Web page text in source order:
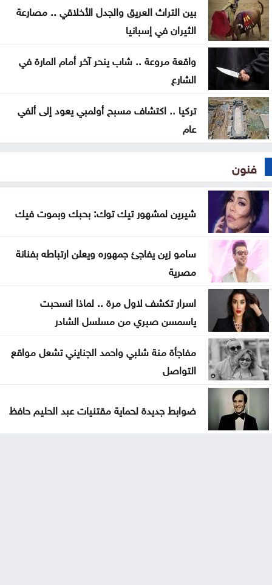
إدارة الترخيص تبدأ بخدمة حجز مواعيد الفحص العملي
إلكترونيا
ارتفاع طفيف على الحرارة اليوم .. وكتلة حارة تقترب من
المملكة الاثنين
بين التراث العريق والجدل الأخلاقي .. مصارعة
الثيران في إسبانيا
واقعة مروعة .. شاب ينحر آخر أمام المارة في
الشارع
تركيا .. اكتشاف مسبح أولمبي يعود إلى ألفي
عام
فنون
شيرين لمشهور تيك توك: بحبك وبموت فيك
سامو زين يفاجئ جمهوره ويعلن ارتباطه بفنانة
مصرية
اسرار تكشف لاول مرة .. لماذا انسحبت
ياسمسن صبري من مسلسل الشادر
مفاجأة منة شلبي واحمد الجنايني تشعل مواقع
التواصل
ضوابط جديدة لحماية مقتنيات عبد الحليم حافظ